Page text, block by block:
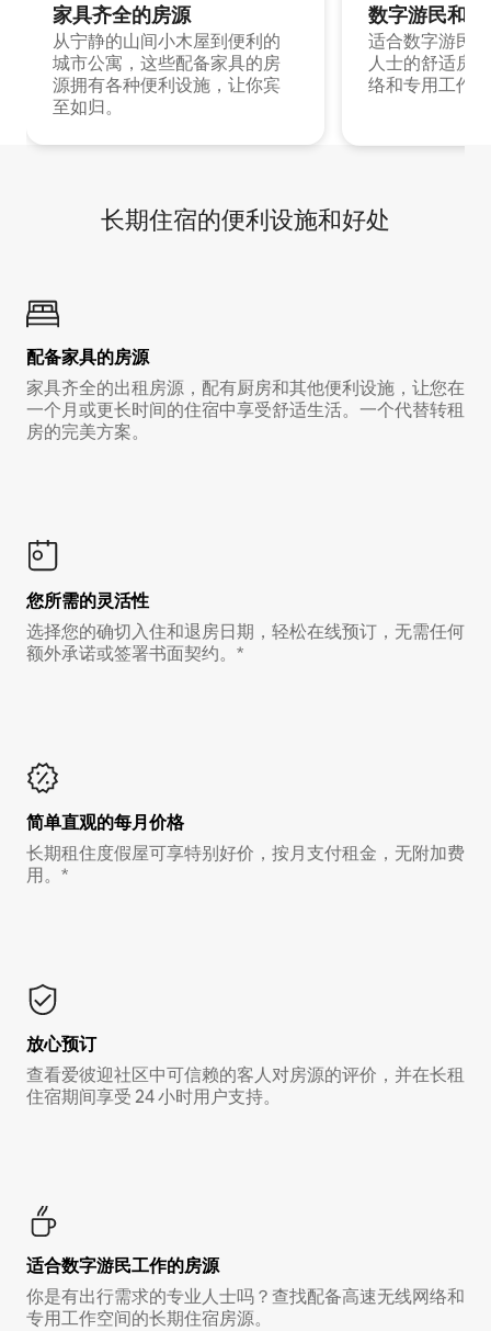
家具齐全的房源
从宁静的山间小木屋到便利的
城市公寓，这些配备家具的房
源拥有各种便利设施，让你宾
至如归。
数字游民和
适合数字游民
人士的舒适房
络和专用工作
长期住宿的便利设施和好处
配备家具的房源
家具齐全的出租房源，配有厨房和其他便利设施，让您在
一个月或更长时间的住宿中享受舒适生活。一个代替转租
房的完美方案。
您所需的灵活性
选择您的确切入住和退房日期，轻松在线预订，无需任何
额外承诺或签署书面契约。*
简单直观的每月价格
长期租住度假屋可享特别好价，按月支付租金，无附加费
用。*
放心预订
查看爱彼迎社区中可信赖的客人对房源的评价，并在长租
住宿期间享受 24 小时用户支持。
适合数字游民工作的房源
你是有出行需求的专业人士吗？查找配备高速无线网络和
专用工作空间的长期住宿房源。